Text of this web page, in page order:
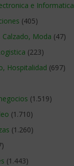
e Informatica
(405)
Calzado, Moda (47)
(223)
Hospitalidad (697)
(1.519)
(1.710)
(1.260)
(1.443)